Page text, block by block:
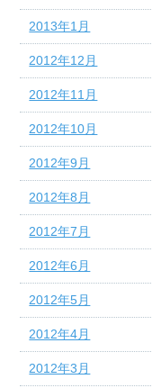
2013年1月
2012年12月
2012年11月
2012年10月
2012年9月
2012年8月
2012年7月
2012年6月
2012年5月
2012年4月
2012年3月